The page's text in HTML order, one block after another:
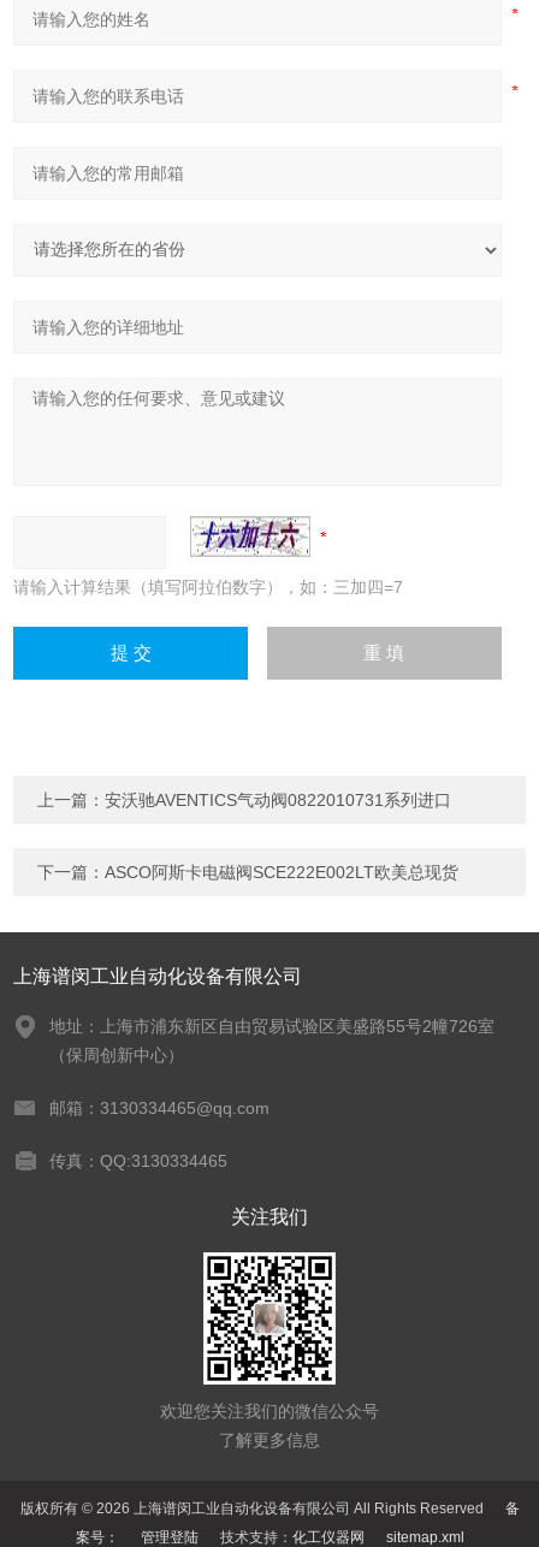
请输入计算结果（填写阿拉伯数字），如：三加四=7
上一篇：安沃驰AVENTICS气动阀0822010731系列进口
下一篇：ASCO阿斯卡电磁阀SCE222E002LT欧美总现货
上海谱闵工业自动化设备有限公司
地址：上海市浦东新区自由贸易试验区美盛路55号2幢726室
（保周创新中心）
邮箱：3130334465@qq.com
传真：QQ:3130334465
关注我们
欢迎您关注我们的微信公众号
了解更多信息
版权所有 © 2026 上海谱闵工业自动化设备有限公司 All Rights Reserved 备
案号：
管理登陆技术支持： 化工仪器网 sitemap.xml